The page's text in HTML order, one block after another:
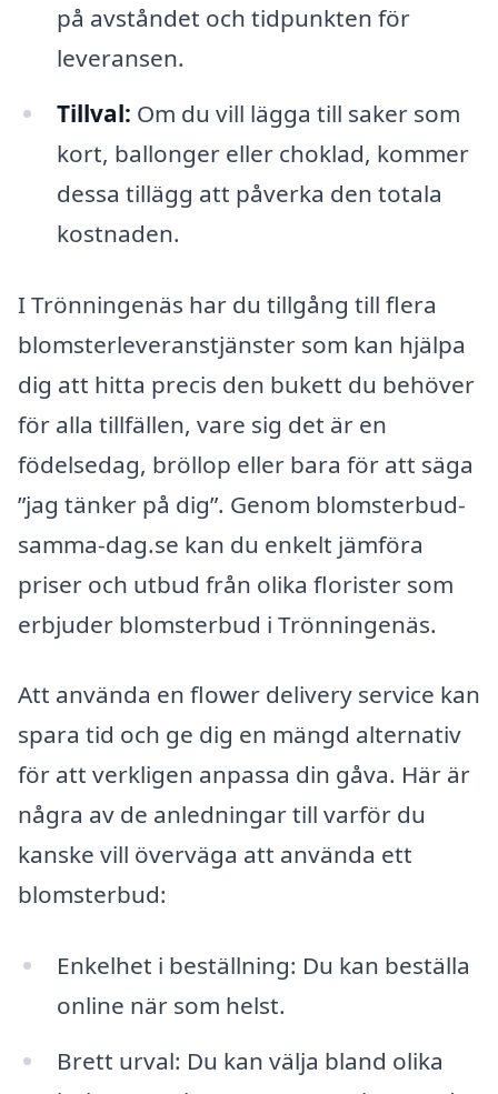
på avståndet och tidpunkten för
leveransen.
Tillval: Om du vill lägga till saker som
kort, ballonger eller choklad, kommer
dessa tillägg att påverka den totala
kostnaden.
I Trönningenäs har du tillgång till flera
blomsterleveranstjänster som kan hjälpa
dig att hitta precis den bukett du behöver
för alla tillfällen, vare sig det är en
födelsedag, bröllop eller bara för att säga
”jag tänker på dig”. Genom blomsterbud-
samma-dag.se kan du enkelt jämföra
priser och utbud från olika florister som
erbjuder blomsterbud i Trönningenäs.
Att använda en flower delivery service kan
spara tid och ge dig en mängd alternativ
för att verkligen anpassa din gåva. Här är
några av de anledningar till varför du
kanske vill överväga att använda ett
blomsterbud:
Enkelhet i beställning: Du kan beställa
online när som helst.
Brett urval: Du kan välja bland olika